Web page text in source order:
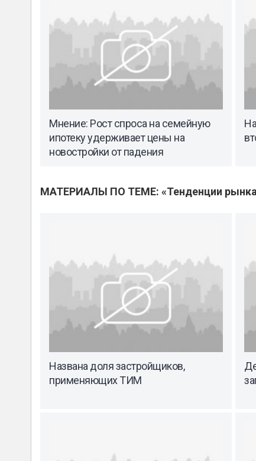
Мнение: Рост спроса на семейную
ипотеку удерживает цены на
новостройки от падения
МАТЕРИАЛЫ ПО ТЕМЕ: «Тенденции рынка
Названа доля застройщиков,
применяющих ТИМ